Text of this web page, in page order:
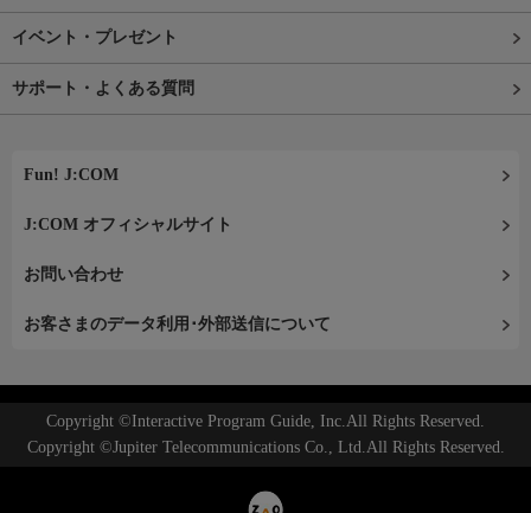
イベント・プレゼント
サポート・よくある質問
Fun! J:COM
J:COM オフィシャルサイト
お問い合わせ
お客さまのデータ利用･外部送信について
Copyright ©Interactive Program Guide, Inc.All Rights Reserved.
Copyright ©Jupiter Telecommunications Co., Ltd.All Rights Reserved.